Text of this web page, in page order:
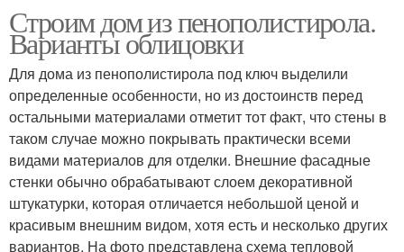
Строим дом из пенополистирола.
Варианты облицовки
Для дома из пенополистирола под ключ выделили
определенные особенности, но из достоинств перед
остальными материалами отметит тот факт, что стены в
таком случае можно покрывать практически всеми
видами материалов для отделки. Внешние фасадные
стенки обычно обрабатывают слоем декоративной
штукатурки, которая отличается небольшой ценой и
красивым внешним видом, хотя есть и несколько других
вариантов. На фото представлена схема тепловой